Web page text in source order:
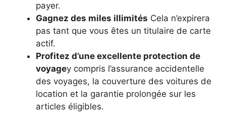
payer.
Gagnez des miles illimités Cela n’expirera
pas tant que vous êtes un titulaire de carte
actif.
Profitez d’une excellente protection de
voyagey compris l’assurance accidentelle
des voyages, la couverture des voitures de
location et la garantie prolongée sur les
articles éligibles.